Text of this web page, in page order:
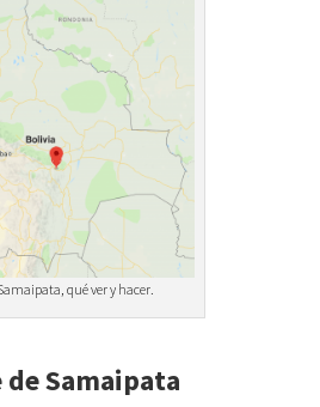
qué ver y hacer.
Samaipata